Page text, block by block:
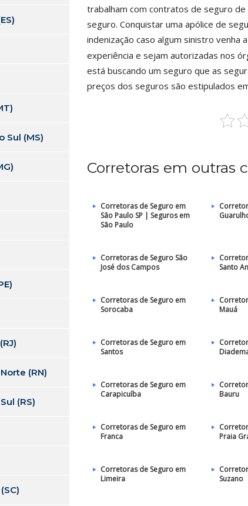
trabalham com contratos de seguro de
seguro. Conquistar uma apólice de
indenização caso algum sinistro
experiência e sejam autorizadas nos
está buscando um seguro que as
preços dos seguros são estipulados
Corretoras em outras
Corretoras de Seguro em
São Paulo SP | Seguros em
São Paulo
Corretoras de Seguro São
José dos Campos
Santo
Corretoras de Seguro em
Sorocaba
Mauá
Corretoras de Seguro em
Santos
Corretoras de Seguro em
Carapicuíba
Bauru
Corretoras de Seguro em
Franca
Praia
Corretoras de Seguro em
Limeira
Suzano
Sul (MS)
(RN)
(RS)